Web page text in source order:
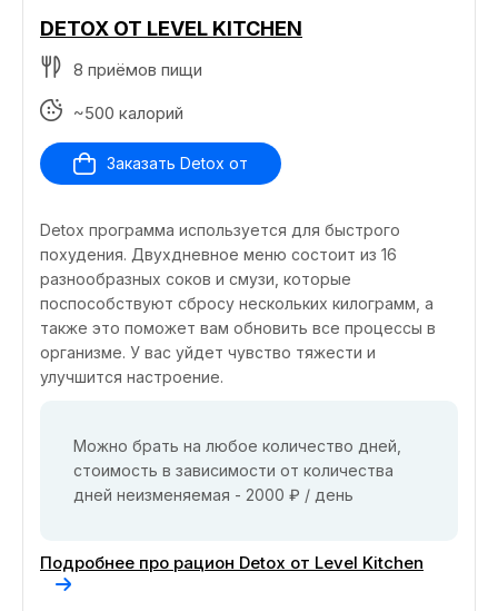
DETOX ОТ LEVEL KITCHEN
8 приёмов пищи
~500 калорий
Заказать Detox от
Detox программа используется для быстрого
похудения. Двухдневное меню состоит из 16
разнообразных соков и смузи, которые
поспособствуют сбросу нескольких килограмм, а
также это поможет вам обновить все процессы в
организме. У вас уйдет чувство тяжести и
улучшится настроение.
Можно брать на любое количество дней,
стоимость в зависимости от количества
дней неизменяемая - 2000 ₽ / день
Подробнее про рацион Detox от Level Kitchen